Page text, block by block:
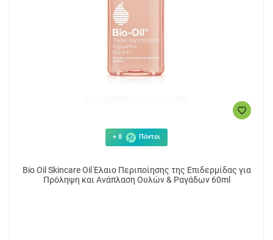
+ 8 Πόντοι
Bio Oil Skincare Oil Έλαιο Περιποίησης της Επιδερμίδας για
Πρόληψη και Ανάπλαση Ουλών & Ραγάδων 60ml